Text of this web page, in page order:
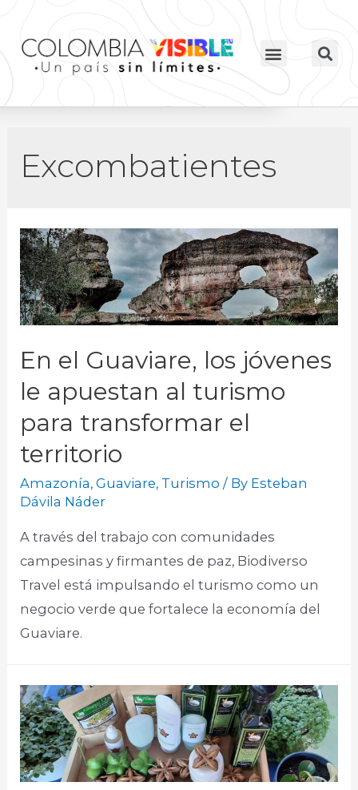
Excombatientes
En el Guaviare, los jóvenes
le apuestan al turismo
para transformar el
territorio
Amazonía,Guaviare, Turismo / By Esteban
Dávila Náder
A través del trabajo con comunidades
campesinas y firmantes de paz, Biodiverso
Travel está impulsando el turismo como un
negocio verde que fortalece la economía del
Guaviare.